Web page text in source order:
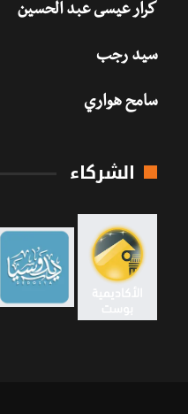
كرار عيسى عبد الحسين
سيد رجب
سامح هواري
الشركاء